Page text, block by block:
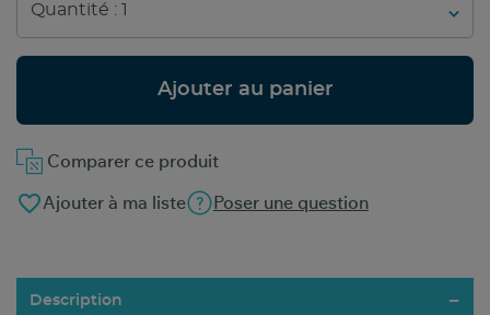
Ajouter au panier
favorite_borderAjouter à ma liste Poser une question
Comparer ce produit
Description